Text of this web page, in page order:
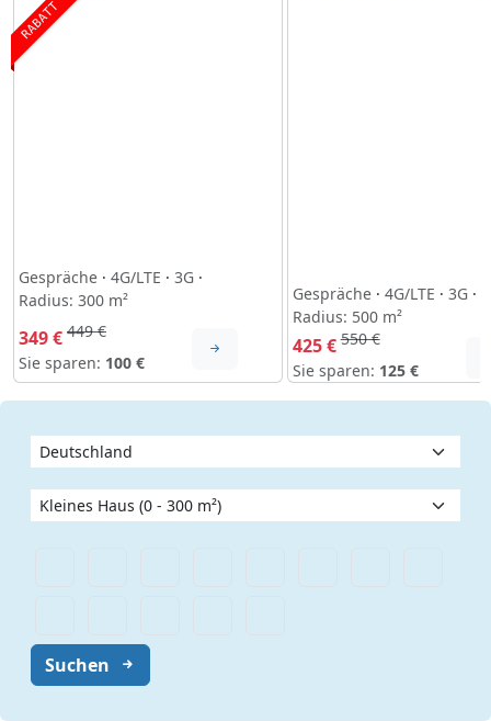
RABATT
Gespräche · 4G/LTE · 3G ·
Radius: 300 m²
349 € 449 €
Sie sparen: 100 €
Gespräche · 4G/LTE · 3G ·
Radius: 500 m²
425 €550 €
Sie sparen: 125 €
Suchen